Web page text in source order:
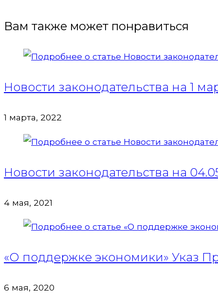
Вам также может понравиться
Новости законодательства на 1
1 марта, 2022
Новости законодательства на
4 мая, 2021
«О поддержке экономики» Указ
6 мая, 2020